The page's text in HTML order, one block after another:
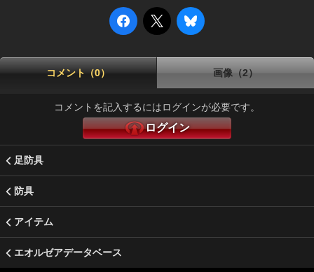
コメント（0） 画像（2）
コメントを記入するにはログインが必要です。
ログイン
足防具
防具
アイテム
エオルゼアデータベース